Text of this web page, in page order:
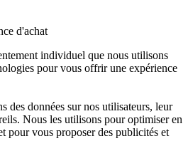
d'achat
individuel que nous utilisons
pour vous offrir une expérience
des données sur nos utilisateurs, leur
Nous les utilisons pour optimiser en
pour vous proposer des publicités et